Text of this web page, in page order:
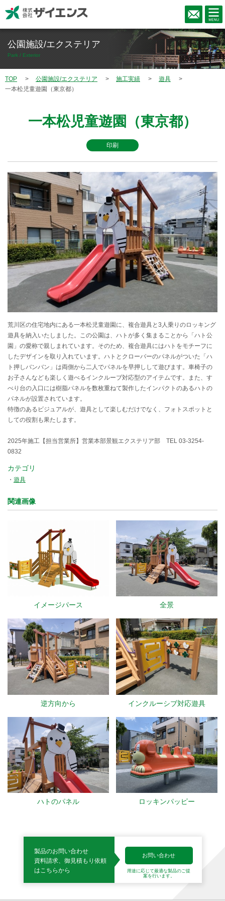
公園施設/エクステリア
Park / Exterior
TOP 公園施設/エクステリア 施工実績
遊具
一本松児童遊園（東京都）
一本松児童遊園（東京都）
印刷
荒川区の住宅地内にある一本松児童遊園に、複合遊具と3人乗りのロッキング
遊具を納入いたしました。この公園は、ハトが多く集まることから「ハト公
園」の愛称で親しまれています。そのため、複合遊具にはハトをモチーフに
したデザインを取り入れています。ハトとクローバーのパネルがついた「ハ
ト押しバンバン」は両側から二人でパネルを早押しして遊びます。車椅子の
お子さんなども楽しく遊べるインクルーブ対応型のアイテムです。また、す
べり台の入口には樹脂パネルを数枚重ねて製作したインパクトのあるハトの
パネルが設置されています。
特徴のあるビジュアルが、遊具として楽しむだけでなく、フォトスポットと
しての役割も果たします。
2025年施工【担当営業所】営業本部景観エクステリア部 TEL 03-3254-
0832
カテゴリ
遊具
関連画像
イメージパース 全景
逆方向から インクルーシブ対応遊具
ハトのパネル ロッキンパッピー
製品のお問い合わせ
資料請求、御見積もり依頼
はこちらから
お問い合わせ
用途に応じて最適な製品のご提
案を行います。